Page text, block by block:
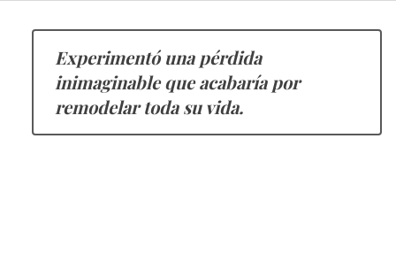
Experimentó una pérdida
inimaginable que acabaría por
remodelar toda su vida.